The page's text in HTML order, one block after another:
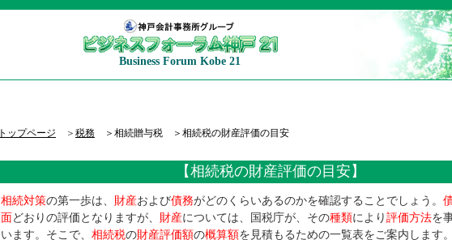
Business Forum Kobe 21
トップページ ＞ 税務 ＞相続贈与税 ＞相続税の財産評価の目安
【相続税の財産評価の目安】
相続対策の第一歩は、 財産および債務がどのくらいあるのかを確認することでしょう。
面 どおりの評価となりますが、 財産については、国税庁が、その種類により 評価方法を
います。そこで、 相続税の財産評価額の概算額を見積もるための一覧表をご案内します。